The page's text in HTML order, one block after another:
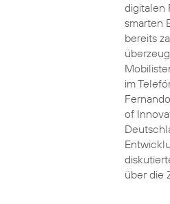
digitalen
smarten
bereits
im
of
über die